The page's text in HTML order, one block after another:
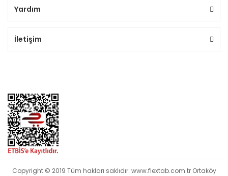
Yardım
İletişim
Copyright © 2019 Tüm hakları saklıdır. www.flextab.com.tr Ortaköy